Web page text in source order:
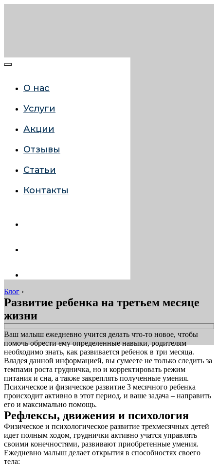
О нас
Услуги
Акции
Отзывы
Статьи
Контакты
Блог ›
Развитие ребенка на третьем месяце
жизни
Ваш малыш ежедневно учится делать что-то новое, чтобы
помочь обрести ему определенные навыки, родителям
необходимо знать, как развивается ребенок в три месяца.
Владея данной информацией, вы сумеете не только следить за
темпами роста грудничка, но и корректировать режим
питания и сна, а также закреплять полученные умения.
Психическое и физическое развитие 3 месячного ребенка
происходит активно в этот период, и ваше задача – направить
его и максимально помощь.
Рефлексы, движения и психология
Физическое и психологическое развитие трехмесячных детей
идет полным ходом, груднички активно учатся управлять
своими конечностями, развивают приобретенные умения.
Ежедневно малыш делает открытия в способностях своего
тела: